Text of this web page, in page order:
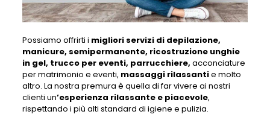
Possiamo offrirti i migliori servizi di depilazione,
manicure, semipermanente, ricostruzione unghie
in gel, trucco per eventi, parrucchiere, acconciature
per matrimonio e eventi, massaggi rilassantie molto
altro. La nostra premura è quella di far vivere ai nostri
clienti un’esperienza rilassante e piacevole,
rispettando i più alti standard di igiene e pulizia.